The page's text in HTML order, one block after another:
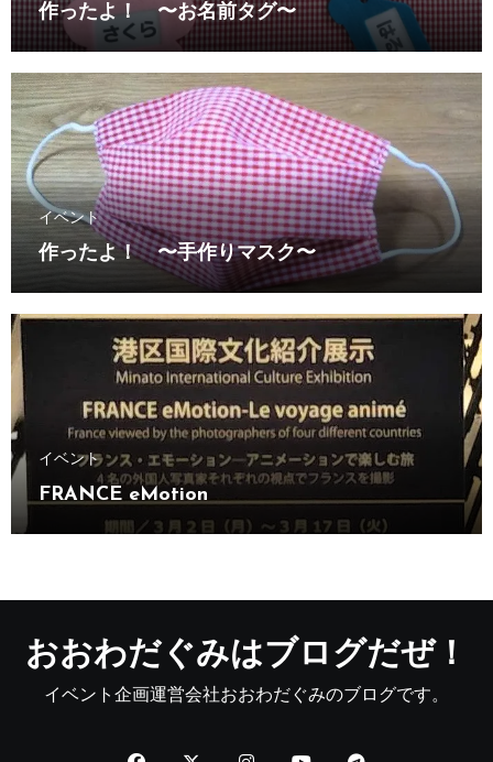
作ったよ！ 〜お名前タグ〜
イベント
作ったよ！ 〜手作りマスク〜
イベント
FRANCE eMotion
おおわだぐみはブログだぜ！
イベント企画運営会社おおわだぐみのブログです。